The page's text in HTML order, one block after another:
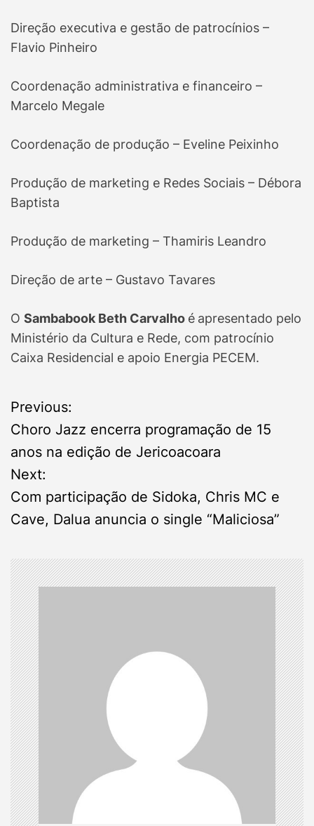
Direção executiva e gestão de patrocínios –
Flavio Pinheiro
Coordenação administrativa e financeiro –
Marcelo Megale
Coordenação de produção – Eveline Peixinho
Produção de marketing e Redes Sociais – Débora
Baptista
Produção de marketing – Thamiris Leandro
Direção de arte – Gustavo Tavares
O Sambabook Beth Carvalho é apresentado pelo
Ministério da Cultura e Rede, com patrocínio
Caixa Residencial e apoio Energia PECEM.
P
o
s
t
a
v
i
g
a
t
i
o
Previous:
Choro Jazz encerra programação de 15
anos na edição de Jericoacoara
Next:
Com participação de Sidoka, Chris MC e
Cave, Dalua anuncia o single “Maliciosa”